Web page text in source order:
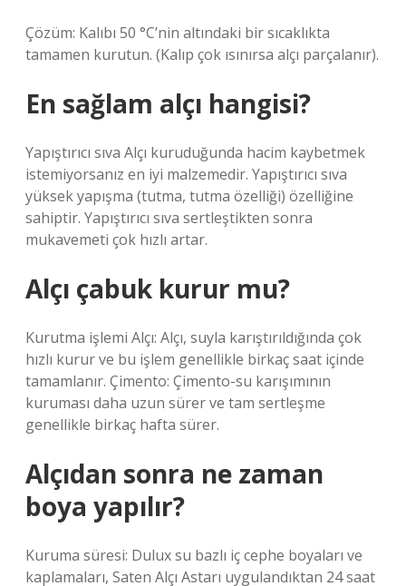
Çözüm: Kalıbı 50 °C’nin altındaki bir sıcaklıkta
tamamen kurutun. (Kalıp çok ısınırsa alçı parçalanır).
En sağlam alçı hangisi?
Yapıştırıcı sıva Alçı kuruduğunda hacim kaybetmek
istemiyorsanız en iyi malzemedir. Yapıştırıcı sıva
yüksek yapışma (tutma, tutma özelliği) özelliğine
sahiptir. Yapıştırıcı sıva sertleştikten sonra
mukavemeti çok hızlı artar.
Alçı çabuk kurur mu?
Kurutma işlemi Alçı: Alçı, suyla karıştırıldığında çok
hızlı kurur ve bu işlem genellikle birkaç saat içinde
tamamlanır. Çimento: Çimento-su karışımının
kuruması daha uzun sürer ve tam sertleşme
genellikle birkaç hafta sürer.
Alçıdan sonra ne zaman
boya yapılır?
Kuruma süresi: Dulux su bazlı iç cephe boyaları ve
kaplamaları, Saten Alçı Astarı uygulandıktan 24 saat